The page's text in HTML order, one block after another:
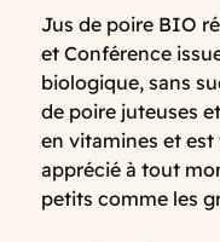
Jus de poire BIO
et Conférence
biologique, sans
de poire juteuses
en vitamines et
apprécié à tout
petits comme les